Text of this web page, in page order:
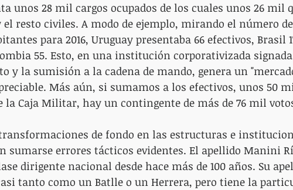
unos 28 mil cargos ocupados de los cuales unos 26 mil
resto civiles. A modo de ejemplo, mirando el número
para 2016, Uruguay presentaba 66 efectivos, Brasil
55. Esto, en una institución corporativizada
y la sumisión a la cadena de mando, genera un
Más aún, si sumamos a los efectivos, unos 50
la Caja Militar, hay un contingente de más de 76 mil
de fondo en las estructuras e
sumarse errores tácticos evidentes. El apellido Manini
dirigente nacional desde hace más de 100 años. Su
tanto como un Batlle o un Herrera, pero tiene la